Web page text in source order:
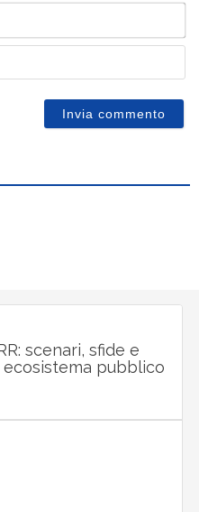
scenari, sfide e
pubblico